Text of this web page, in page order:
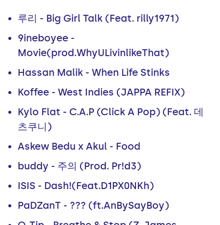
루리 - Big Girl Talk (Feat. rilly1971)
9ineboyee -
Movie(prod.WhyULivinlikeThat)
Hassan Malik - When Life Stinks
Koffee - West Indies (JAPPA REFIX)
Kylo Flat - C.A.P (Click A Pop) (Feat. 데
츠쿠니)
Askew Bedu x Akul - Food
buddy - 주의 (Prod. Pr!d3)
ISIS - Dash!(Feat.D1PX0NKh)
PaDZanT - ??? (ft.AnBySayBoy)